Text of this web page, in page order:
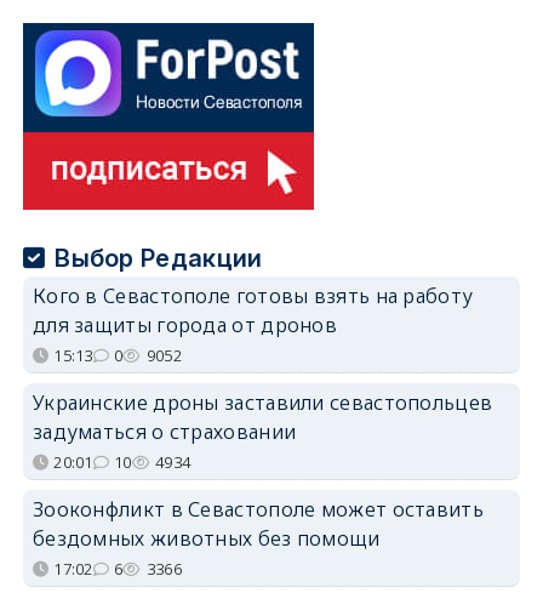
Выбор Редакции
Кого в Севастополе готовы взять на работу
для защиты города от дронов
15:13 0 9052
Украинские дроны заставили севастопольцев
задуматься о страховании
20:01 10 4934
Зооконфликт в Севастополе может оставить
бездомных животных без помощи
17:02 6 3366